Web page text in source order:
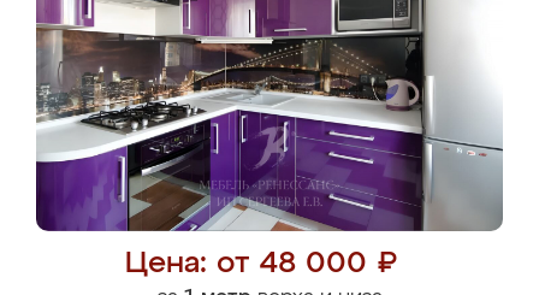
Цена: от 48 000 ₽